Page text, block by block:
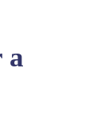
a